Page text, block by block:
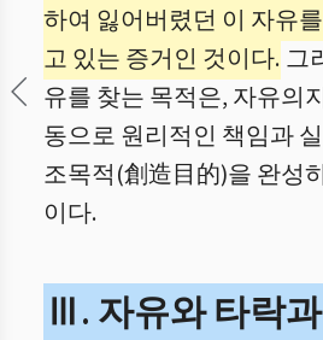
하여 잃어버렸던 이 자유
고 있는 증거인 것이다. 그
유를 찾는 목적은, 자유의
동으로 원리적인 책임과
조목적(創造目的)을 완성
이다.
Ⅲ. 자유와 타락